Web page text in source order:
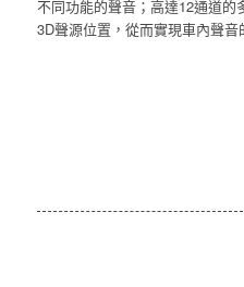
不同功能的聲音；高達12通道
3D聲源位置，從而實現車內聲音